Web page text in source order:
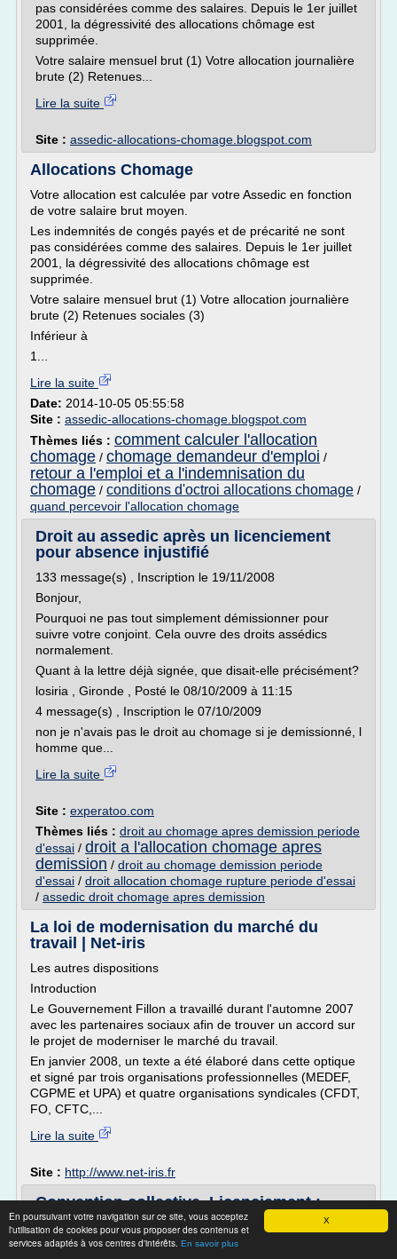
X
En poursuivant votre navigation sur ce site, vous acceptez
l'utilisation de cookies pour vous proposer des contenus et
services adaptés à vos centres d'intérêts. En savoir plus
pas considérées comme des salaires. Depuis le 1er juillet
2001, la dégressivité des allocations chômage est
supprimée.
Votre salaire mensuel brut (1) Votre allocation journalière
brute (2) Retenues...
Lire la suite
Site : assedic-allocations-chomage.blogspot.com
Allocations Chomage
Votre allocation est calculée par votre Assedic en fonction
de votre salaire brut moyen.
Les indemnités de congés payés et de précarité ne sont
pas considérées comme des salaires. Depuis le 1er juillet
2001, la dégressivité des allocations chômage est
supprimée.
Votre salaire mensuel brut (1) Votre allocation journalière
brute (2) Retenues sociales (3)
Inférieur à
1...
Lire la suite
Date: 2014-10-05 05:55:58
Site : assedic-allocations-chomage.blogspot.com
Thèmes liés : comment calculer l'allocation
chomage / chomage demandeur d'emploi /
retour a l'emploi et a l'indemnisation du
chomage / conditions d'octroi allocations chomage /
quand percevoir l'allocation chomage
Droit au assedic après un licenciement
pour absence injustifié
133 message(s) , Inscription le 19/11/2008
Bonjour,
Pourquoi ne pas tout simplement démissionner pour
suivre votre conjoint. Cela ouvre des droits assédics
normalement.
Quant à la lettre déjà signée, que disait-elle précisément?
losiria , Gironde , Posté le 08/10/2009 à 11:15
4 message(s) , Inscription le 07/10/2009
non je n'avais pas le droit au chomage si je demissionné, l
homme que...
Lire la suite
Site : experatoo.com
Thèmes liés : droit au chomage apres demission periode
d'essai / droit a l'allocation chomage apres
demission / droit au chomage demission periode
d'essai / droit allocation chomage rupture periode d'essai
/ assedic droit chomage apres demission
La loi de modernisation du marché du
travail | Net-iris
Les autres dispositions
Introduction
Le Gouvernement Fillon a travaillé durant l'automne 2007
avec les partenaires sociaux afin de trouver un accord sur
le projet de moderniser le marché du travail.
En janvier 2008, un texte a été élaboré dans cette optique
et signé par trois organisations professionnelles (MEDEF,
CGPME et UPA) et quatre organisations syndicales (CFDT,
FO, CFTC,...
Lire la suite
Site : http://www.net-iris.fr
Convention collective, Licenciement :
Hôtels, cafés ...
Date et lieu de naissance ...............................